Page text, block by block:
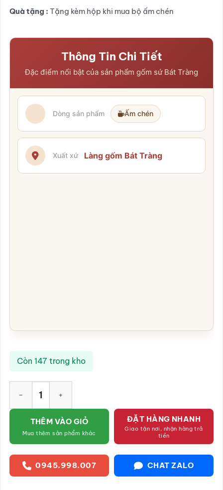
Quà tặng : Tặng kèm hộp khi mua bộ ấm chén
Thông Tin Chi Tiết
Đặc điểm nổi bật của sản phẩm gốm sứ Bát Tràng
Dòng sản phẩm Ấm chén
Xuất xứ Làng gốm Bát Tràng
Còn 147 trong kho
THÊM VÀO GIỎ
Mua thêm sản phẩm khác
ĐẶT HÀNG NHANH
Giao tận nơi, nhận hàng trả
tiền
0945.998.007 CHAT ZALO